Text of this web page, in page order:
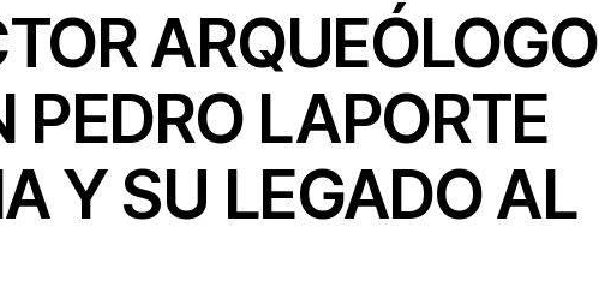
ARQUEÓLOGO
PEDRO LAPORTE
Y SU LEGADO AL